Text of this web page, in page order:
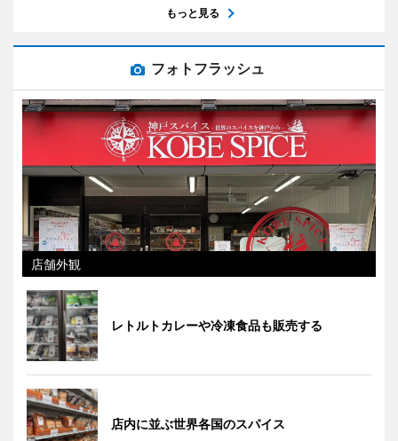
もっと見る
フォトフラッシュ
店舗外観
レトルトカレーや冷凍食品も販売する
店内に並ぶ世界各国のスパイス